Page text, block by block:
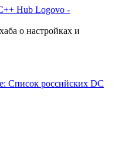
Hub Logovo -
о настройках и
Список российских DC